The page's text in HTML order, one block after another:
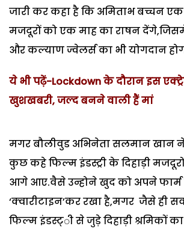
जारी कर कहा है कि अमिताभ बच्चन एक
मजदूरों को एक माह का राषन देंगे,जिसमें
और कल्याण ज्वेलर्स का भी योगदान
ये भी पढ़ें-Lockdown के दौरान इस
खुशखबरी, जल्द बनने वाली हैं मां
मगर बौलीवुड अभिनेता सलमान खान
कुछ कहे फिल्म इंडस्ट्री के दिहाड़ी
आगे आए.वैसे उन्होने खुद को अपने फार्म
‘क्वारीटाइन’कर रखा है,मगर जैसे ही
फिल्म इंडस्ट्ी से जुड़े दिहाड़ी श्रमिकों